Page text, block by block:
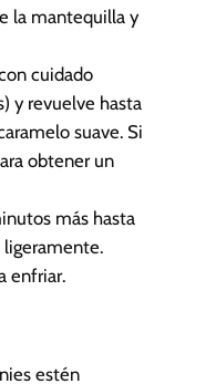
la mantequilla y
cuidado
y revuelve hasta
suave. Si
obtener un
más hasta
ligeramente.
enfriar.
estén